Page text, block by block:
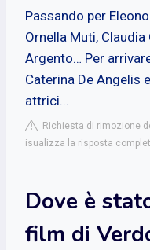
Passando per
Ornella Muti,
Argento… Per
Caterina De Angelis
attrici...
Richiesta di rimozione
isualizza la risposta
Dove è
film di